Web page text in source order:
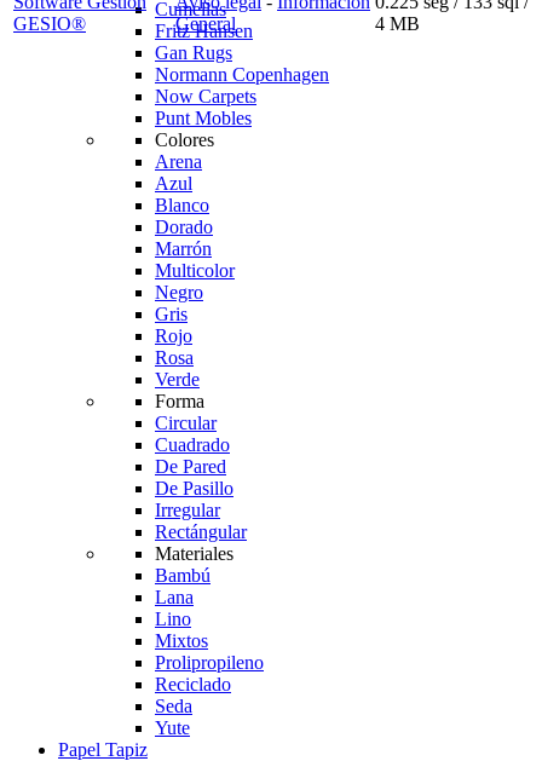
Cumellas
Fritz Hansen
Gan Rugs
Normann Copenhagen
Now Carpets
Punt Mobles
Colores
Arena
Azul
Blanco
Dorado
Marrón
Multicolor
Negro
Gris
Rojo
Rosa
Verde
Forma
Circular
Cuadrado
De Pared
De Pasillo
Irregular
Rectángular
Materiales
Bambú
Lana
Lino
Mixtos
Prolipropileno
Reciclado
Seda
Yute
Papel Tapiz
GESIO®
General
4 MB